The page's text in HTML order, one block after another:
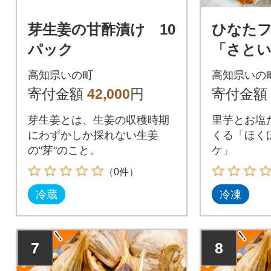
芽生姜の甘酢漬け 10
パック
高知県いの町
寄付金額 42,000円
芽生姜とは、生姜の収穫時期
にわずかしか採れない生姜
の"芽"のこと。
（0件）
冷蔵
ひなた
「さと
ケ」 3
高知県いの
寄付金額
里芋とお塩
くる「ほく
ケ」
冷凍
7 8